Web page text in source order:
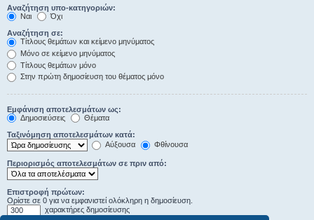
Αναζήτηση υπο-κατηγοριών:
Ναι
Όχι
Αναζήτηση σε:
Τίτλους θεμάτων και κείμενο μηνύματος
Μόνο σε κείμενο μηνύματος
Τίτλους θεμάτων μόνο
Στην πρώτη δημοσίευση του θέματος μόνο
Εμφάνιση αποτελεσμάτων ως:
Δημοσιεύσεις
Θέματα
Ταξινόμηση αποτελεσμάτων κατά:
Αύξουσα
Φθίνουσα
Περιορισμός αποτελεσμάτων σε πριν από:
Επιστροφή πρώτων:
Ορίστε σε 0 για να εμφανιστεί ολόκληρη η δημοσίευση.
χαρακτήρες δημοσίευσης